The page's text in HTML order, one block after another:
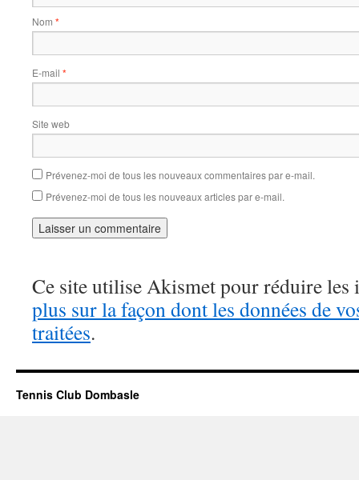
Nom *
E-mail *
Site web
Prévenez-moi de tous les nouveaux commentaires par e-mail.
Prévenez-moi de tous les nouveaux articles par e-mail.
Ce site utilise Akismet pour réduire les
plus sur la façon dont les données de
traitées.
Tennis Club Dombasle